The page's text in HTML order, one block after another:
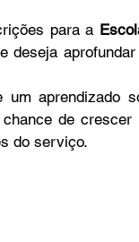
INCC
Artesanato
para a
deseja
um aprendizado
de
do serviço.